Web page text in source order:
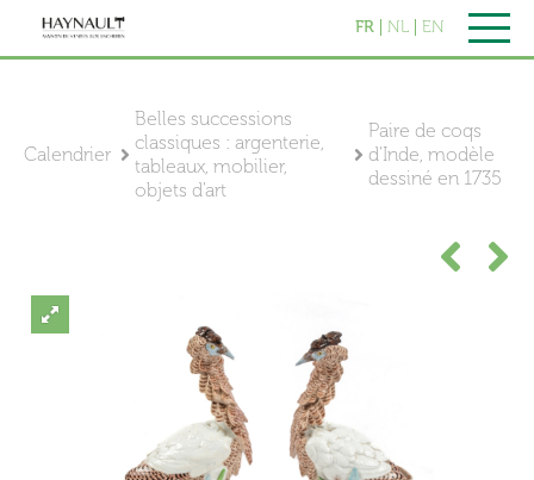
FR NL EN
Calendrier
Belles successions
classiques : argenterie,
tableaux, mobilier,
objets d'art
Paire de coqs
d'Inde, modèle
dessiné en 1735